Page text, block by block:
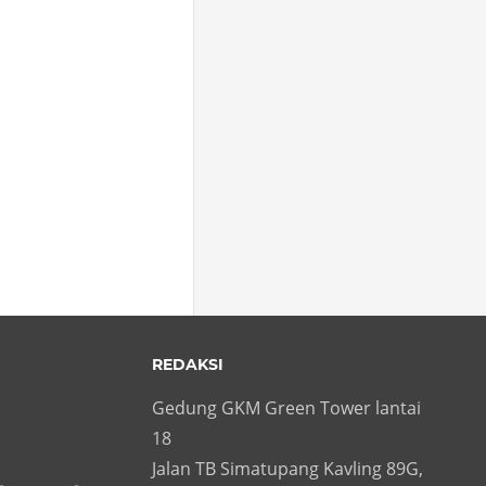
REDAKSI
Gedung GKM Green Tower lantai
18
Jalan TB Simatupang Kavling 89G,